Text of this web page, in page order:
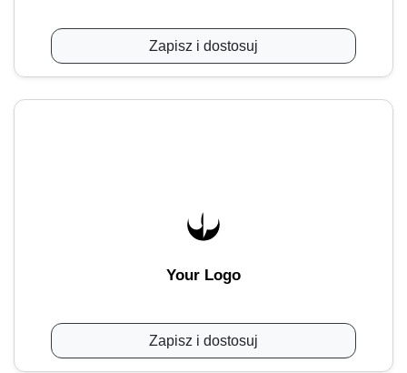
Zapisz i dostosuj
Your Logo
Zapisz i dostosuj